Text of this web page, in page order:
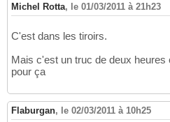
Michel Rotta, le 01/03/2011 à 21h23
C'est dans les tiroirs.
Mais c'est un truc de deux
pour ça
Flaburgan, le 02/03/2011 à 10h25